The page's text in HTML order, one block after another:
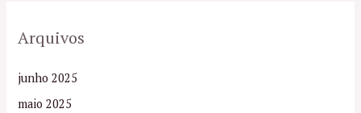
Arquivos
junho 2025
maio 2025